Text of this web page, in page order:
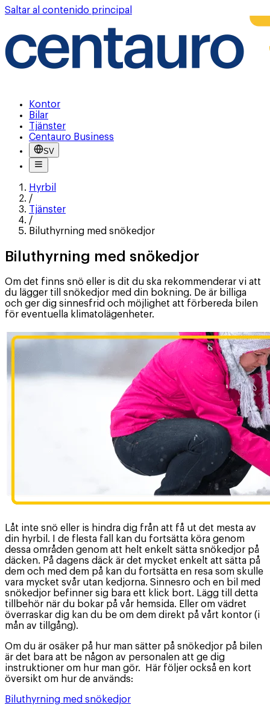
Saltar al contenido principal
Kontor
Bilar
Tjänster
Centauro Business
SV
Hyrbil
/
Tjänster
/
Biluthyrning med snökedjor
Biluthyrning med snökedjor
Om det finns snö eller is dit du ska rekommenderar vi att
du lägger till snökedjor med din bokning. De är billiga
och ger dig sinnesfrid och möjlighet att förbereda bilen
för eventuella klimatolägenheter.
Låt inte snö eller is hindra dig från att få ut det mesta av
din hyrbil. I de flesta fall kan du fortsätta köra genom
dessa områden genom att helt enkelt sätta snökedjor på
däcken. På dagens däck är det mycket enkelt att sätta på
dem och med dem på kan du fortsätta en resa som skulle
vara mycket svår utan kedjorna. Sinnesro och en bil med
snökedjor befinner sig bara ett klick bort. Lägg till detta
tillbehör när du bokar på vår hemsida. Eller om vädret
överraskar dig kan du be om dem direkt på vårt kontor (i
mån av tillgång).
Om du är osäker på hur man sätter på snökedjor på bilen
är det bara att be någon av personalen att ge dig
instruktioner om hur man gör. Här följer också en kort
översikt om hur de används:
Biluthyrning med snökedjor